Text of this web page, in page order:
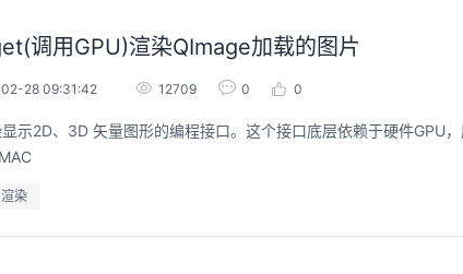
调用GPU)渲染QImage加载的图片
28 09:31:42 12709 0 0
2D、3D 矢量图形的编程接口。这个接口底层依赖于硬件GPU，底层硬件
渲染